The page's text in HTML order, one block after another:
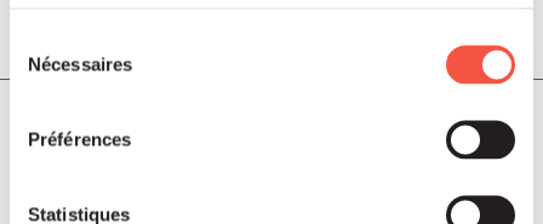
Nécessaires
Préférences
Statistiques
COMMUNIQUÉS DE PRESSE
Soutenu par Siparex ETI, Winncare
annonce l’acquisition de Montcalm